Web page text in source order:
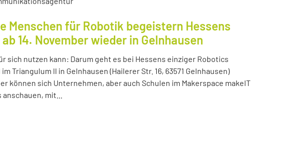
Menschen für Robotik begeistern Hessens
14. November wieder in Gelnhausen
sich nutzen kann: Darum geht es bei Hessens einziger Robotics
Triangulum II in Gelnhausen (Hailerer Str. 16, 63571 Gelnhausen)
können sich Unternehmen, aber auch Schulen im Makerspace makeIT
mit...